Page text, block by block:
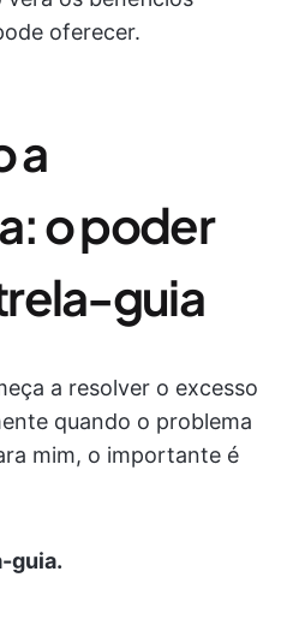
oferecer.
a
o poder
guia
a resolver o excesso
quando o problema
mim, o importante é
guia.